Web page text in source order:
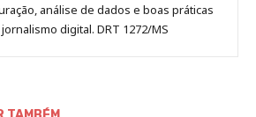
análise de dados e boas práticas
digital. DRT 1272/MS